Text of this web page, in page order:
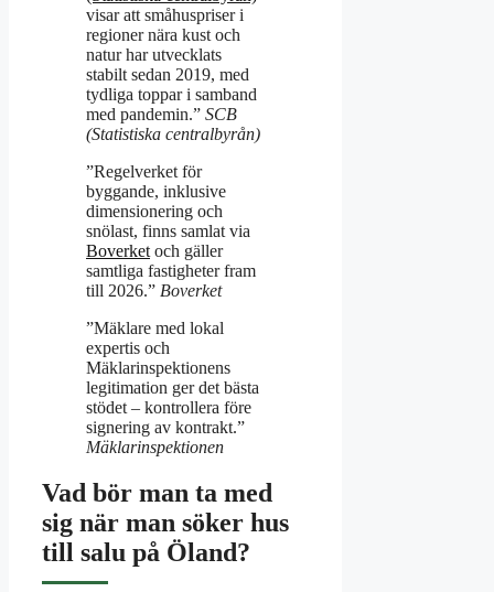
visar att småhuspriser i
regioner nära kust och
natur har utvecklats
stabilt sedan 2019, med
tydliga toppar i samband
med pandemin.” SCB
(Statistiska centralbyrån)
”Regelverket för
byggande, inklusive
dimensionering och
snölast, finns samlat via
Boverket och gäller
samtliga fastigheter fram
till 2026.” Boverket
”Mäklare med lokal
expertis och
Mäklarinspektionens
legitimation ger det bästa
stödet – kontrollera före
signering av kontrakt.”
Mäklarinspektionen
Vad bör man ta med
sig när man söker hus
till salu på Öland?